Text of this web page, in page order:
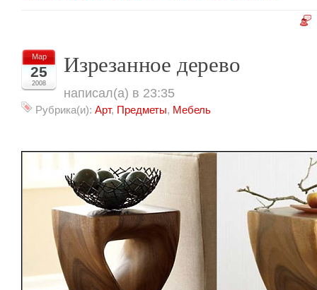
Мар
25
2008
Изрезанное дерево
написал(а) в 23:35
Рубрика(и): Арт, Предметы, Мебель